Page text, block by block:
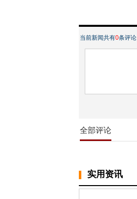
当前新闻共有0条评论
全部评论
实用资讯